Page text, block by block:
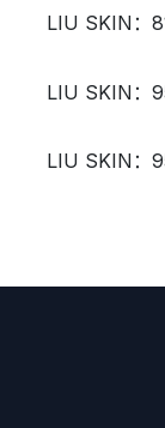
LIU SKIN：
LIU SKIN：
LIU SKIN